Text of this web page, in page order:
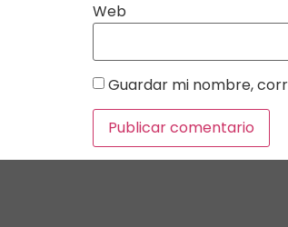
Web
Guardar mi nombre,